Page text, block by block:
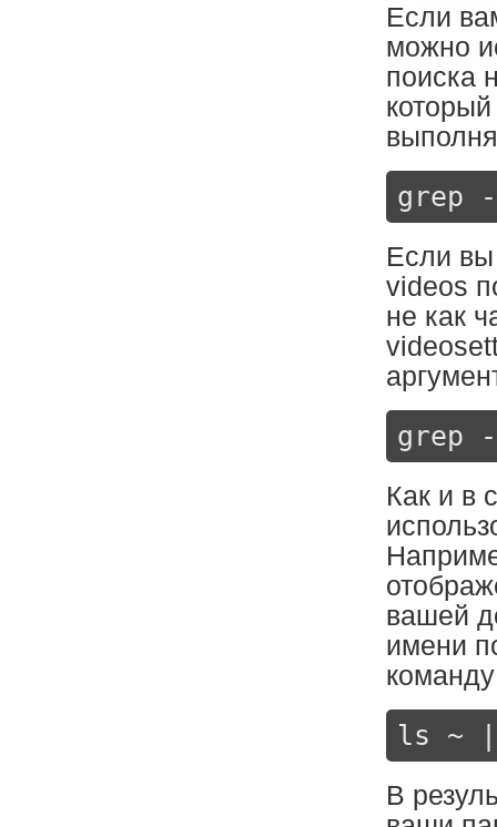
Если
можно
поиска
grep
Если вы
videos
не как
grep
Как и в
вашей
имени
ls ~ |
В